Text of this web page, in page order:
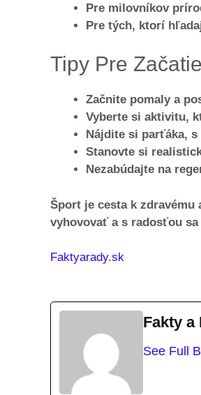
Pre milovníkov
Pre tých, ktorí
Tipy Pre
Začnite pomaly a
Vyberte si aktivitu,
Nájdite si parťáka,
Stanovte si
Nezabúdajte na
Šport je cesta k
vyhovovať a s radosťou
Faktyarady.sk
Fakty a
See Full